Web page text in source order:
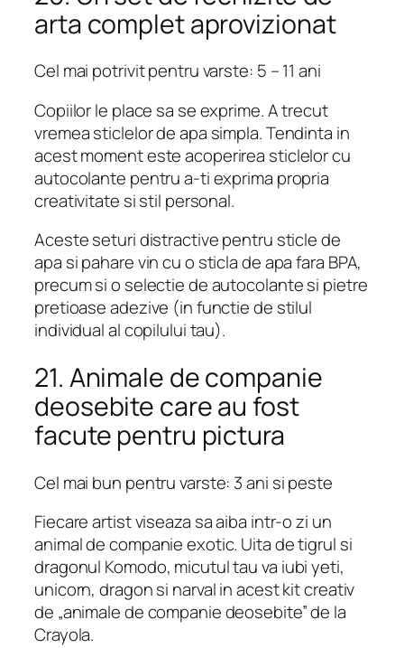
arta complet aprovizionat
Cel mai potrivit pentru varste: 5 – 11 ani
Copiilor le place sa se exprime. A trecut
vremea sticlelor de apa simpla. Tendinta in
acest moment este acoperirea sticlelor cu
autocolante pentru a-ti exprima propria
creativitate si stil personal.
Aceste seturi distractive pentru sticle de
apa si pahare vin cu o sticla de apa fara BPA,
precum si o selectie de autocolante si pietre
pretioase adezive (in functie de stilul
individual al copilului tau).
21. Animale de companie
deosebite care au fost
facute pentru pictura
Cel mai bun pentru varste: 3 ani si peste
Fiecare artist viseaza sa aiba intr-o zi un
animal de companie exotic. Uita de tigrul si
dragonul Komodo, micutul tau va iubi yeti,
unicorn, dragon si narval in acest kit creativ
de „animale de companie deosebite” de la
Crayola.